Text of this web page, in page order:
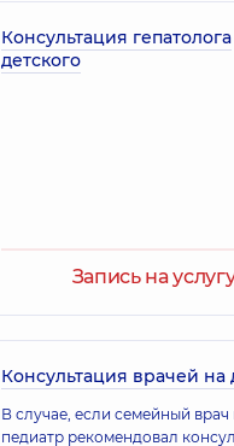
Консультация гепатолога
детского
Запись на
Консультация врачей на
В случае, если семейный врач
педиатр рекомендовал